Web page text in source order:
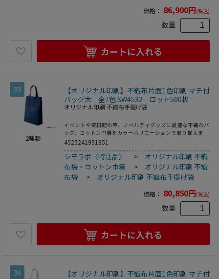
価格： 86,900円(税込)
数量
カートに入れる
33
2種類
【オリジナル印刷】不織布片面1色印刷 マチ付
バッグ大 全7色 SW4532 ロット500枚
オリジナル印刷 不織布手提げ袋
イベントや資料配布等、ノベルティグッズに最適な不織布バ
ッグ、コットン巾着をカラーバリエーションで取り揃えまし
た。片面シルク1色印刷、印刷領域は別途テンプレートでご
4525241951851
シモラボ〈特注品〉 > オリジナル印刷 不織
布袋・コットン巾着
> オリジナル印刷 不織
布袋
> オリジナル印刷 不織布手提げ袋
価格： 80,850円(税込)
数量
カートに入れる
34
【オリジナル印刷】不織布片面1色印刷 マチ付